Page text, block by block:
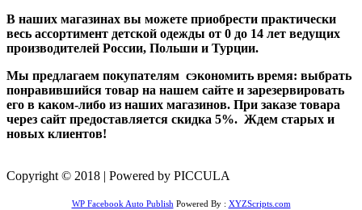
В наших магазинах вы можете приобрести практически
весь ассортимент детской одежды от 0 до 14 лет ведущих
производителей России, Польши и Турции.
Мы предлагаем покупателям сэкономить время: выбрать
понравившийся товар на нашем сайте и зарезервировать
его в каком-либо из наших магазинов. При заказе товара
через сайт предоставляется скидка 5%. Ждем старых и
новых клиентов!
Copyright © 2018 | Powered by PICCULA
WP Facebook Auto Publish Powered By : XYZScripts.com